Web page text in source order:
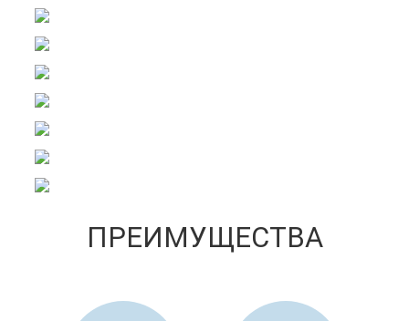
ПРЕИМУЩЕСТВА